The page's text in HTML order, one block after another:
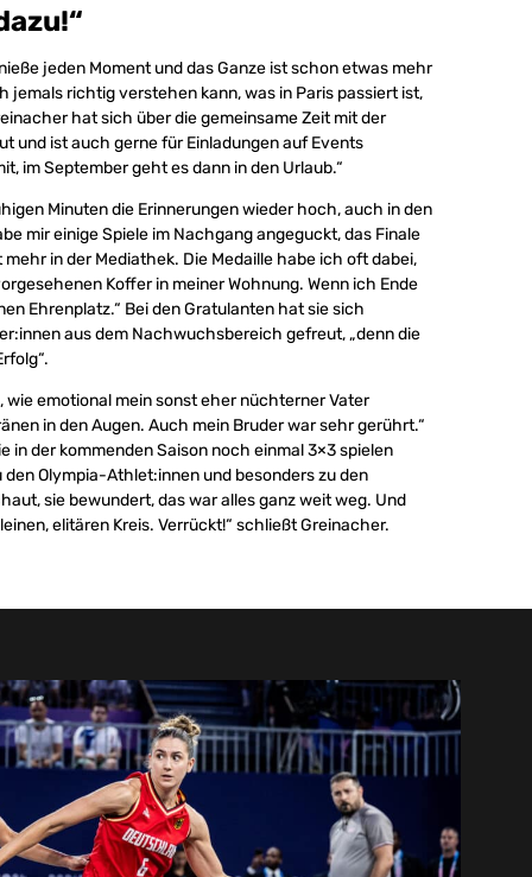
jeden Moment und das Ganze ist schon etwas mehr
jemals richtig verstehen kann, was in Paris passiert ist,
hat sich über die gemeinsame Zeit mit der
und ist auch gerne für Einladungen auf Events
im September geht es dann in den Urlaub.“
Minuten die Erinnerungen wieder hoch, auch in den
mir einige Spiele im Nachgang angeguckt, das Finale
in der Mediathek. Die Medaille habe ich oft dabei,
Koffer in meiner Wohnung. Wenn ich Ende
Ehrenplatz.“ Bei den Gratulanten hat sie sich
aus dem Nachwuchsbereich gefreut, „denn die
wie emotional mein sonst eher nüchterner Vater
in den Augen. Auch mein Bruder war sehr gerührt.“
in der kommenden Saison noch einmal 3×3 spielen
Olympia-Athlet:innen und besonders zu den
sie bewundert, das war alles ganz weit weg. Und
elitären Kreis. Verrückt!“ schließt Greinacher.